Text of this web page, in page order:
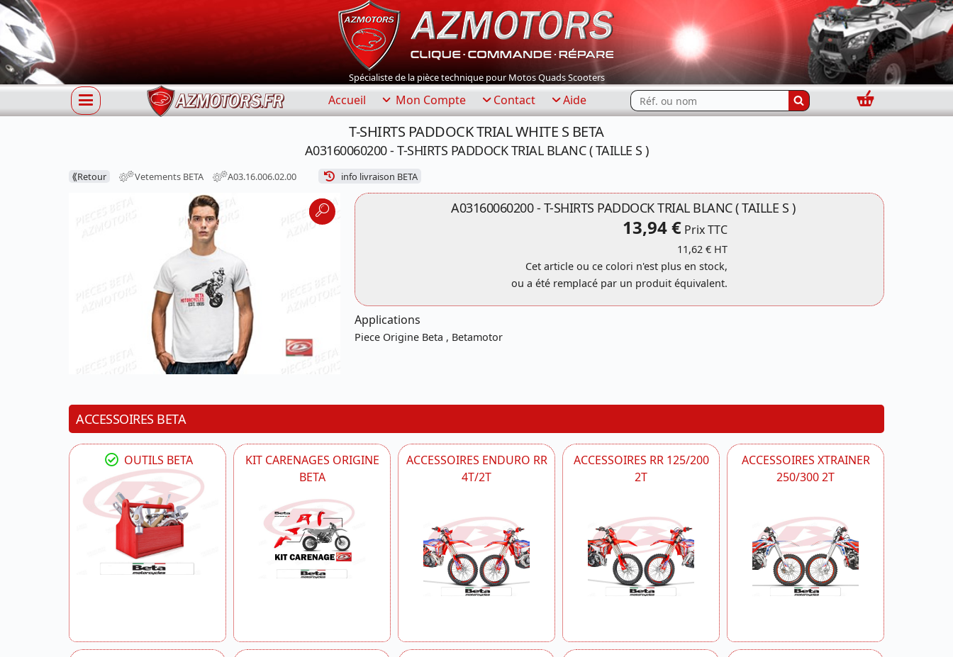
Spécialiste de la pièce technique pour Motos Quads Scooters
Accueil Mon Compte Contact Aide Rechercher...
Panier
T-SHIRTS PADDOCK TRIAL WHITE S BETA
A03160060200 - T-SHIRTS PADDOCK TRIAL BLANC ( TAILLE S )
⟪Retour Vetements BETA A03.16.006.02.00 info livraison BETA
A03160060200 - T-SHIRTS PADDOCK TRIAL BLANC ( TAILLE S )
13,94 € Prix TTC
11,62 € HT
Cet article ou ce colori n'est plus en stock,
ou a été remplacé par un produit équivalent.
Applications
Piece Origine Beta , Betamotor
ACCESSOIRES BETA
OUTILS BETA
KIT CARENAGES ORIGINE
BETA
ACCESSOIRES ENDURO RR
4T/2T
ACCESSOIRES RR 125/200
2T
ACCESSOIRES XTRAINER
250/300 2T